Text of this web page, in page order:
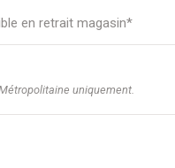
en retrait magasin*
uniquement.